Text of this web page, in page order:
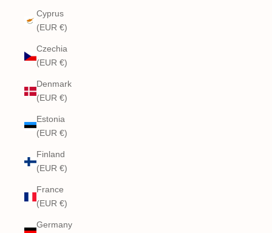
Cyprus
(EUR €)
Czechia
(EUR €)
Denmark
(EUR €)
Estonia
(EUR €)
Finland
(EUR €)
France
(EUR €)
Germany